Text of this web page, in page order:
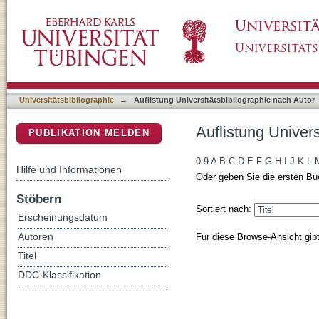
Universitätsbibliographie → Auflistung Universitätsbibliographie nach Autor
Auflistung
0-9 A B C D E F G H J K L
Oder geben Sie die ersten
Sortiert nach:
Für diese Browse-Ansicht
PUBLIKATION MELDEN
Hilfe und Informationen
Stöbern
Erscheinungsdatum
Autoren
Titel
DDC-Klassifikation